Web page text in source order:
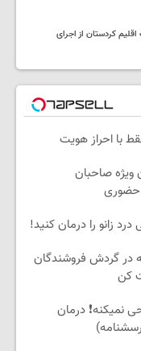
کردستان از اجرای
ویژه صاحبان
حضوری
زانو را درمان کنید!
در گردش فروشندگان
کن
درمان